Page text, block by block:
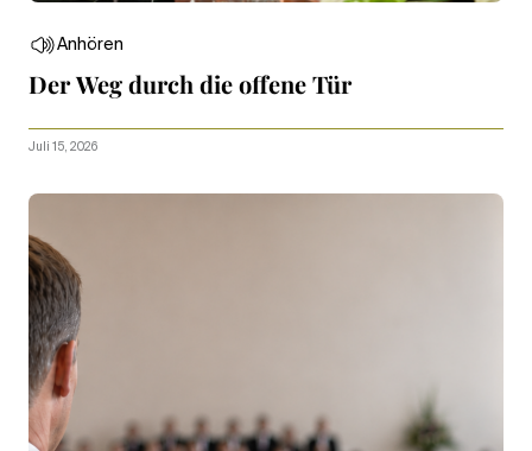
Anhören
Der Weg durch die offene Tür
Juli 15, 2026